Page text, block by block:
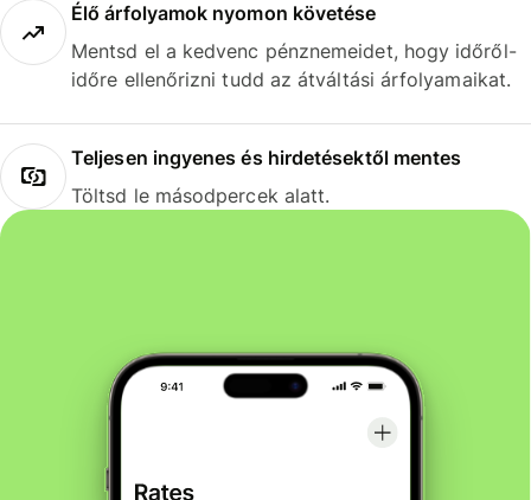
Élő árfolyamok nyomon követése
Mentsd el a kedvenc pénznemeidet, hogy időről-
időre ellenőrizni tudd az átváltási árfolyamaikat.
Teljesen ingyenes és hirdetésektől mentes
Töltsd le másodpercek alatt.